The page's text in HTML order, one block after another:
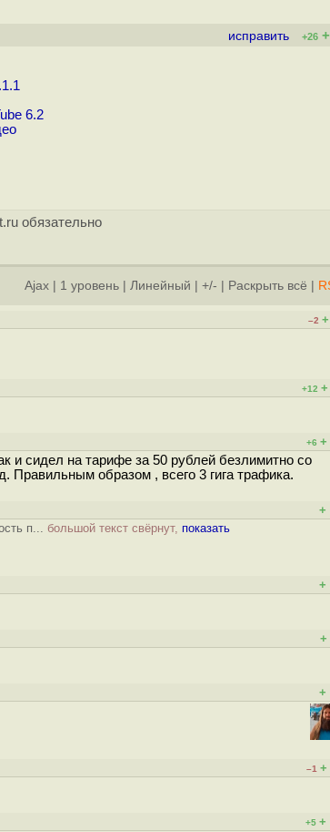
исправить +26 +
6.2
обязательно
Ajax 1 уровень Линейный +/- Раскрыть всё
–2 +
+12 +
+6 +
и сидел на тарифе за 50 рублей безлимитно со
Правильным образом , всего 3 гига трафика.
+
п... большой текст свёрнут, показать
+
+
+
–1 +
+5 +